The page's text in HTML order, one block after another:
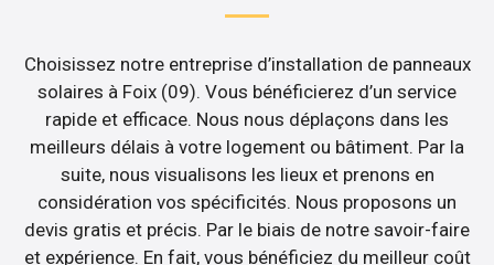
Choisissez notre entreprise d’installation de panneaux
solaires à Foix (09). Vous bénéficierez d’un service
rapide et efficace. Nous nous déplaçons dans les
meilleurs délais à votre logement ou bâtiment. Par la
suite, nous visualisons les lieux et prenons en
considération vos spécificités. Nous proposons un
devis gratis et précis. Par le biais de notre savoir-faire
et expérience. En fait, vous bénéficiez du meilleur coût